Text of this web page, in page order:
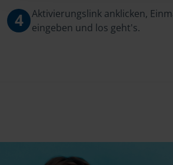
4
Aktivierungslink anklicken,
eingeben und los geht's.